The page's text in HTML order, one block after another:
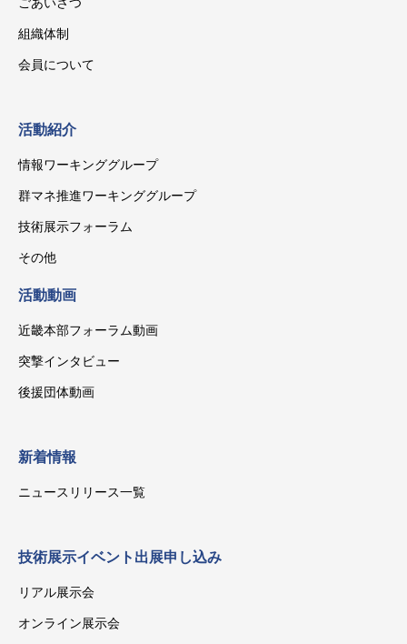
組織体制
会員について
活動紹介
情報ワーキンググループ
群マネ推進ワーキンググループ
技術展示フォーラム
その他
活動動画
近畿本部フォーラム動画
突撃インタビュー
後援団体動画
新着情報
ニュースリリース一覧
技術展示イベント出展申し込み
リアル展示会
オンライン展示会